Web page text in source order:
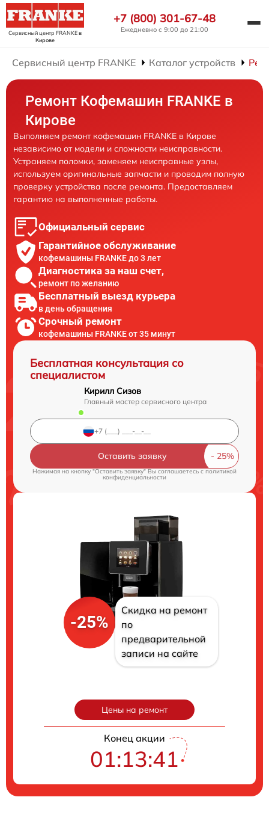
Сервисный центр FRANKEв
Кирове
+7 (800) 301-67-48
Ежедневно с 9:00 до 21:00
Сервисный центр FRANKE Каталог устройств
Ремонт Кофемашин FRANKE в
Кирове
Выполняем ремонт кофемашин FRANKE в Кирове
независимо от модели и сложности неисправности.
Устраняем поломки, заменяем неисправные узлы,
используем оригинальные запчасти и проводим полную
проверку устройства после ремонта. Предоставляем
гарантию на выполненные работы.
Официальный сервис
Гарантийное обслуживание
кофемашины FRANKE до 3 лет
Диагностика за наш счет,
ремонт по желанию
Бесплатный выезд курьера
в день обращения
Срочный ремонт
кофемашины FRANKE от 35 минут
Бесплатная консультация со
специалистом
Кирилл Сизов
Главный мастер сервисного центра
Оставить заявку
Нажимая на кнопку "Оставить заявку" Вы соглашаетесь cполитикой
конфиденциальности
-25%
Скидка на ремонт
по
предварительной
записи на сайте
Цены на ремонт
Конец акции
01:13:40